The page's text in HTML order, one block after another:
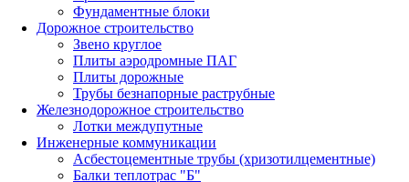
Фундаментные блоки
Дорожное строительство
Звено круглое
Плиты аэродромные ПАГ
Плиты дорожные
Трубы безнапорные раструбные
Железнодорожное строительство
Лотки междупутные
Инженерные коммуникации
Асбестоцементные трубы (хризотилцементные)
Балки теплотрас "Б"